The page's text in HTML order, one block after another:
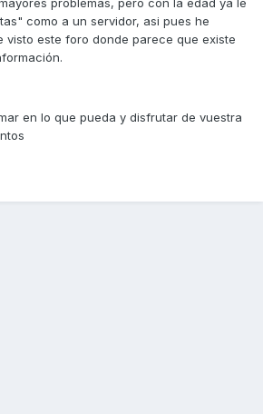
problemas, pero con la edad ya le
como a un servidor, asi pues he
visto este foro donde parece que existe
en lo que pueda y disfrutar de vuestra